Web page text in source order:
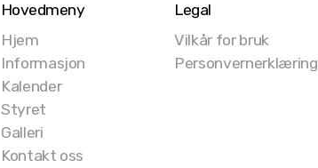
Hovedmeny
Hjem
Informasjon
Kalender
Styret
Galleri
Kontakt oss
Legal
Vilkår for bruk
Personvernerklæring